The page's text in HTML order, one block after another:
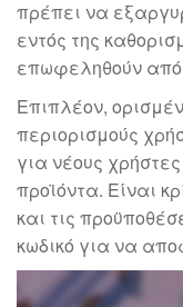
πρέπει να
εντός της
επωφεληθούν από
Επιπλέον,
περιορισμούς
για νέους
προϊόντα. Είναι
και τις
κωδικό για να